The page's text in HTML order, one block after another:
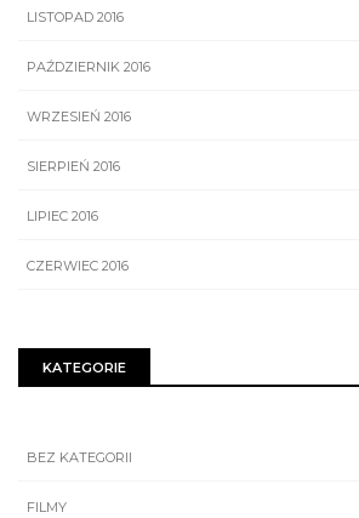
LISTOPAD 2016
PAŹDZIERNIK 2016
WRZESIEŃ 2016
SIERPIEŃ 2016
LIPIEC 2016
CZERWIEC 2016
KATEGORIE
BEZ KATEGORII
FILMY